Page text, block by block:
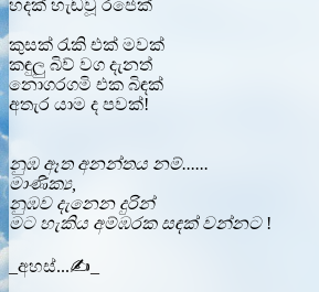
හදක් හැඬවූ රජෙක්
කුසක් රැකි එක් මවක්
කඳුලු බිව් වග දැනත්
නොගරගමි එක බිඳක්
අතැර යාම ද පවක්!
නුඹ ඈත අනන්තය නම්......
මාණික්‍ය,
නුඹව දැනෙන දුරින්
මට හැකිය අම්ඹරක සඳක් වන්නට !
_අහස්...✍️_